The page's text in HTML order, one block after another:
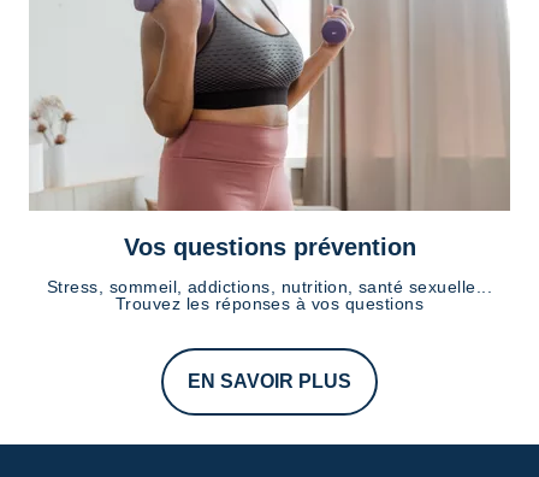
Vos questions prévention
Stress, sommeil, addictions, nutrition, santé sexuelle...
Trouvez les réponses à vos questions
EN SAVOIR PLUS